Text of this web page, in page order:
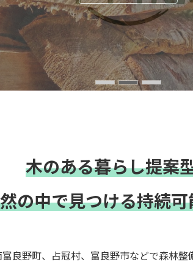
木のある暮らし提案
の中で見つける持続
良野町、占冠村、富良野市などで森林整